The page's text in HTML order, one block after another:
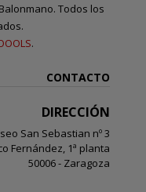
Todos los
.
CONTACTO
DIRECCIÓN
San Sebastian nº 3
Fernández, 1ª planta
50006 - Zaragoza